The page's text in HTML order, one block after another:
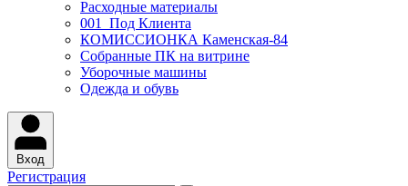
Расходные материалы
001_Под Клиента
КОМИССИОНКА Каменская-84
Собранные ПК на витрине
Уборочные машины
Одежда и обувь
Вход
Регистрация